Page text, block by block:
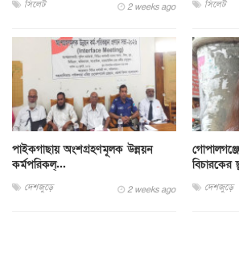
সিলেট 2 weeks ago সিলেট
পাইকগাছায় অংশগ্রহণমূলক উন্নয়ন
কর্মপরিকল্...
দেশজুড়ে 2 weeks ago
বিচারকের
দেশজুড়ে